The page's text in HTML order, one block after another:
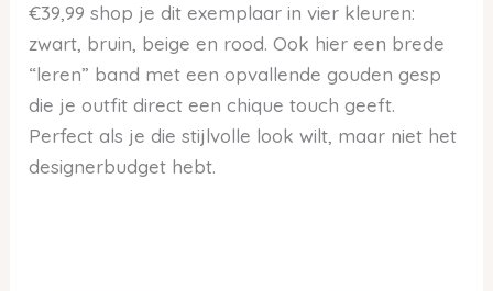
€39,99 shop je dit exemplaar in vier kleuren:
zwart, bruin, beige en rood. Ook hier een brede
“leren” band met een opvallende gouden gesp
die je outfit direct een chique touch geeft.
Perfect als je die stijlvolle look wilt, maar niet het
designerbudget hebt.